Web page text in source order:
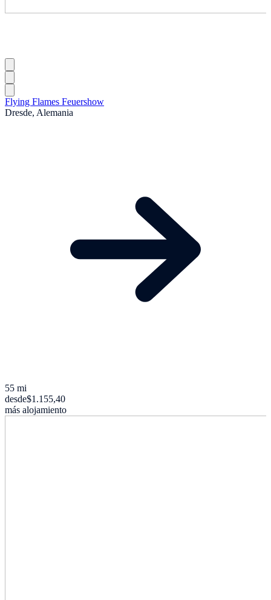
Flying Flames Feuershow
Dresde, Alemania
55 mi
desde$1.155,40
más alojamiento